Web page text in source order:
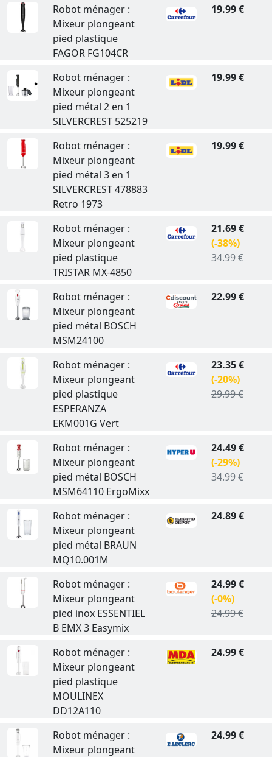
Robot ménager :
Mixeur plongeant
pied plastique
FAGOR FG104CR
19.99 €
Robot ménager :
Mixeur plongeant
pied métal 2 en 1
SILVERCREST 525219
19.99 €
Robot ménager :
Mixeur plongeant
pied métal 3 en 1
SILVERCREST 478883
Retro 1973
19.99 €
Robot ménager :
Mixeur plongeant
pied plastique
TRISTAR MX-4850
21.69 €
(-38%)
34.99 €
Robot ménager :
Mixeur plongeant
pied métal BOSCH
MSM24100
22.99 €
Robot ménager :
Mixeur plongeant
pied plastique
ESPERANZA
EKM001G Vert
23.35 €
(-20%)
29.99 €
Robot ménager :
Mixeur plongeant
pied métal BOSCH
MSM64110 ErgoMixx
24.49 €
(-29%)
34.99 €
Robot ménager :
Mixeur plongeant
pied métal BRAUN
MQ10.001M
24.89 €
Robot ménager :
Mixeur plongeant
pied inox ESSENTIEL
B EMX 3 Easymix
24.99 €
(-0%)
24.99 €
Robot ménager :
Mixeur plongeant
pied plastique
MOULINEX
DD12A110
24.99 €
Robot ménager :
Mixeur plongeant
24.99 €